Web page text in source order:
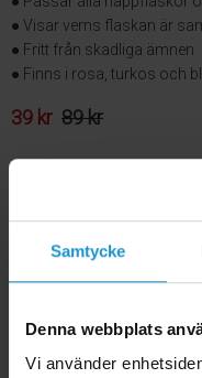
Samtycke
Denna webbplats
Vi använder
● Visar vems flaskan är
● Fritt från skadliga ämnen
● Finns i rosa, turkos och
39 kr 89 kr